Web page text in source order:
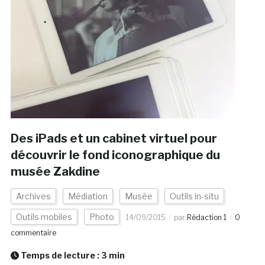
Des iPads et un cabinet virtuel pour
découvrir le fond iconographique du
musée Zakdine
Archives Médiation Musée Outils in-situ
Outils mobiles Photo 14/09/2015 par Rédaction 1
0
commentaire
Temps de lecture : 3 min